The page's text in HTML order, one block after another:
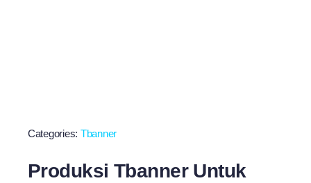
Categories: Tbanner
Produksi Tbanner Untuk